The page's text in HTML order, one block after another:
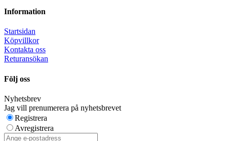
Information
Startsidan
Köpvillkor
Kontakta oss
Returansökan
Följ oss
Nyhetsbrev
Jag vill prenumerera på nyhetsbrevet
Registrera
Avregistrera